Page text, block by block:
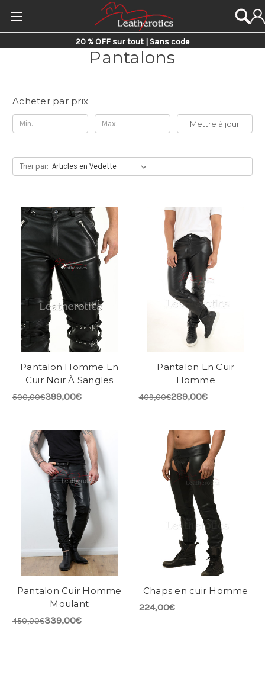
20 % OFF sur tout | Sans code
Pantalons
Acheter par prix
Mettre à jour
Trier par:
Pantalon Homme En
Cuir Noir À Sangles
500,00€399,00€
Pantalon En Cuir
Homme
409,00€289,00€
Pantalon Cuir Homme
Moulant
450,00€339,00€
Chaps en cuir Homme
224,00€